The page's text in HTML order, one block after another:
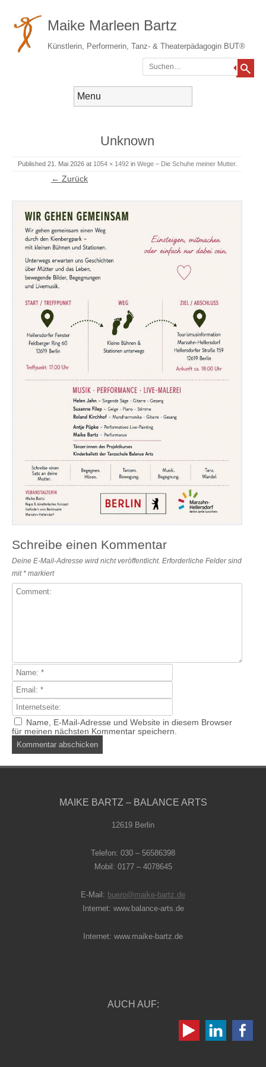
Maike Marleen Bartz
Künstlerin, Performerin, Tanz- & Theaterpädagogin BUT®
Suchen
Unknown
Published 21. Mai 2026at 1054 × 1492in Wege – Die Schuhe meiner Mutter.
← Zurück
Schreibe einen Kommentar
Deine E-Mail-Adresse wird nicht veröffentlicht. Erforderliche Felder sind
mit * markiert
Name, E-Mail-Adresse und Website in diesem Browser
für meinen nächsten Kommentar speichern.
MAIKE BARTZ – BALANCE ARTS
12619 Berlin
Telefon: 030 – 56586398
Mobil: 0177 – 4078645
E-Mail: buero@maike-bartz.de
Internet: www.balance-arts.de
Internet: www.maike-bartz.de
AUCH AUF: